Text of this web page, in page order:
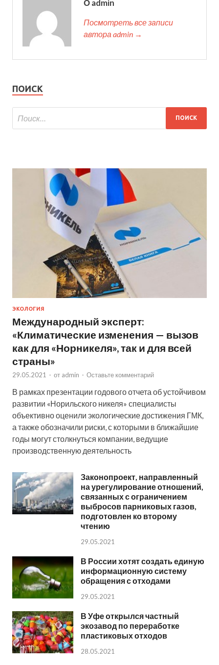
О admin
Посмотреть все записи
автора admin →
ПОИСК
ЭКОЛОГИЯ
Международный эксперт:
«Климатические изменения — вызов
как для «Норникеля», так и для всей
страны»
29.05.2021 - от admin - Оставьте комментарий
В рамках презентации годового отчета об устойчивом
развитии «Норильского никеля» специалисты
объективно оценили экологические достижения ГМК,
а также обозначили риски, с которыми в ближайшие
годы могут столкнуться компании, ведущие
производственную деятельность
Законопроект, направленный
на урегулирование отношений,
связанных с ограничением
выбросов парниковых газов,
подготовлен ко второму
чтению
29.05.2021
В России хотят создать единую
информационную систему
обращения с отходами
29.05.2021
В Уфе открылся частный
экозавод по переработке
пластиковых отходов
28.05.2021